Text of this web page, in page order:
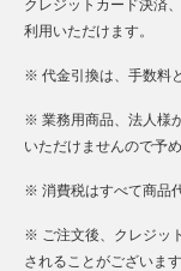
クレジットカード決済
利用いただけます。
※ 代金引換は、手数料
※ 業務用商品、法人様
いただけませんので予
※ 消費税はすべて商品
※ ご注文後、クレジッ
されることがございま